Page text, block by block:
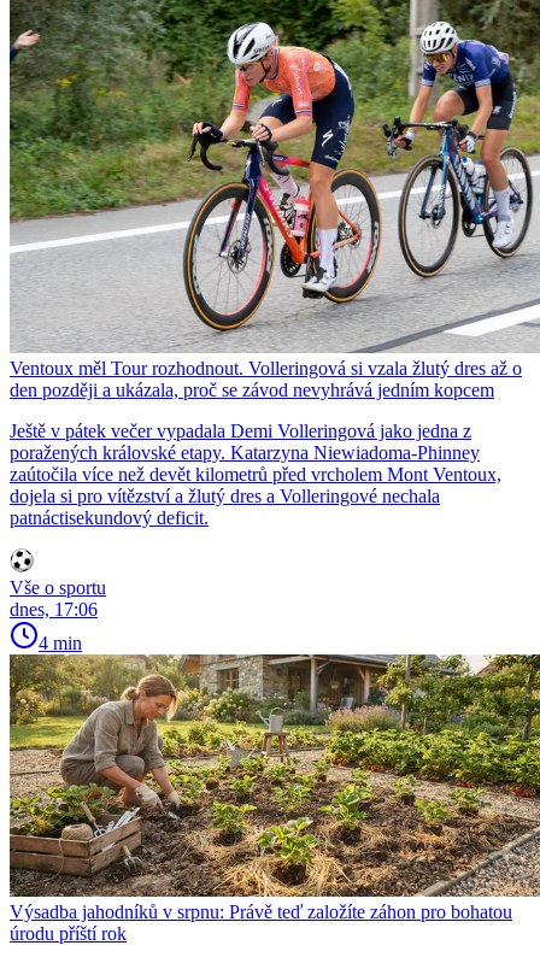
Ventoux měl Tour rozhodnout. Volleringová si vzala žlutý dres až o
den později a ukázala, proč se závod nevyhrává jedním kopcem
Ještě v pátek večer vypadala Demi Volleringová jako jedna z
poražených královské etapy. Katarzyna Niewiadoma-Phinney
zaútočila více než devět kilometrů před vrcholem Mont Ventoux,
dojela si pro vítězství a žlutý dres a Volleringové nechala
patnáctisekundový deficit.
Vše o sportu
dnes, 17:06
4 min
Výsadba jahodníků v srpnu: Právě teď založíte záhon pro bohatou
úrodu příští rok